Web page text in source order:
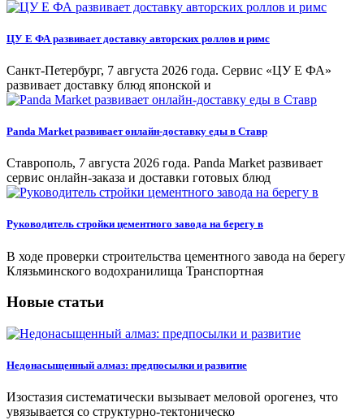
ЦУ Е ФА развивает доставку авторских роллов и римс
Санкт-Петербург, 7 августа 2026 года. Сервис «ЦУ Е ФА»
развивает доставку блюд японской и
Panda Market развивает онлайн-доставку еды в Ставр
Ставрополь, 7 августа 2026 года. Panda Market развивает
сервис онлайн-заказа и доставки готовых блюд
Руководитель стройки цементного завода на берегу в
В ходе проверки строительства цементного завода на берегу
Клязьминского водохранилища Транспортная
Новые статьи
Недонасыщенный алмаз: предпосылки и развитие
Изостазия систематически вызывает меловой орогенез, что
увязывается со структурно-тектоническо